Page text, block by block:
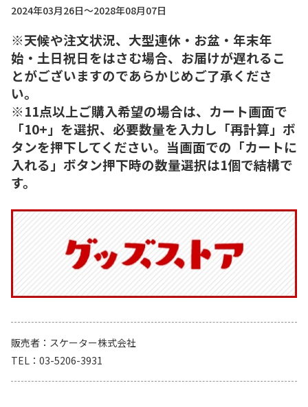
2024年03月26日～2028年08月07日
※天候や注文状況、大型連休・お盆・年末年
始・土日祝日をはさむ場合、お届けが遅れるこ
とがございますのであらかじめご了承くださ
い。
※11点以上ご購入希望の場合は、カート画面で
「10+」を選択、必要数量を入力し「再計算」ボ
タンを押下してください。当画面での「カートに
入れる」ボタン押下時の数量選択は1個で結構で
す。
販売者
スケーター株式会社
TEL
03-5206-3931